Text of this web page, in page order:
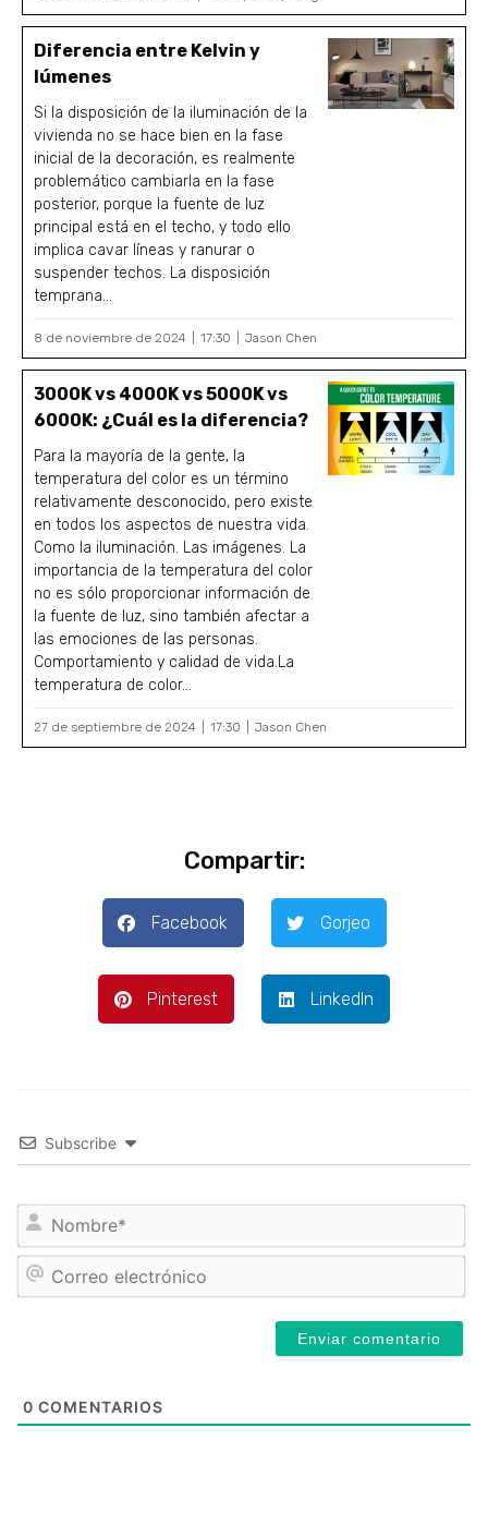
Diferencia entre Kelvin y
lúmenes
Si la disposición de la iluminación de la
vivienda no se hace bien en la fase
inicial de la decoración, es realmente
problemático cambiarla en la fase
posterior, porque la fuente de luz
principal está en el techo, y todo ello
implica cavar líneas y ranurar o
suspender techos. La disposición
temprana...
8 de noviembre de 2024 17:30 Jason Chen
3000K vs 4000K vs 5000K vs
6000K: ¿Cuál es la diferencia?
Para la mayoría de la gente, la
temperatura del color es un término
relativamente desconocido, pero existe
en todos los aspectos de nuestra vida.
Como la iluminación. Las imágenes. La
importancia de la temperatura del color
no es sólo proporcionar información de
la fuente de luz, sino también afectar a
las emociones de las personas.
Comportamiento y calidad de vida.La
temperatura de color...
27 de septiembre de 2024 17:30 Jason Chen
Compartir:
Facebook Gorjeo
Pinterest LinkedIn
Subscribe
0 COMENTARIOS